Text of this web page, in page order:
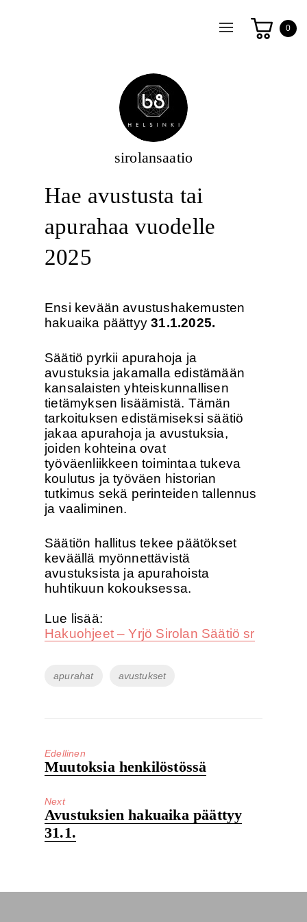
Toggle
0
sirolansaatio
Hae avustusta tai
apurahaa vuodelle
2025
Ensi kevään avustushakemusten
hakuaika päättyy31.1.2025.
Säätiö pyrkii apurahoja ja
avustuksia jakamalla edistämään
kansalaisten yhteiskunnallisen
tietämyksen lisäämistä. Tämän
tarkoituksen edistämiseksi säätiö
jakaa apurahoja ja avustuksia,
joiden kohteina ovat
työväenliikkeen toimintaa tukeva
koulutus ja työväen historian
tutkimus sekä perinteiden tallennus
ja vaaliminen.
Säätiön hallitus tekee päätökset
keväällä myönnettävistä
avustuksista ja apurahoista
huhtikuun kokouksessa.
Lue lisää:
Hakuohjeet – Yrjö Sirolan Säätiö sr
Tags
apurahat avustukset
Edellinen
Edelleinen
artikkeli:
Muutoksia henkilöstössä
Next
Next
post:
Avustuksien hakuaika päättyy
31.1.